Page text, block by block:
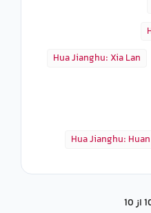
Hua Jianghu: Xia Lan
Hua Jianghu: